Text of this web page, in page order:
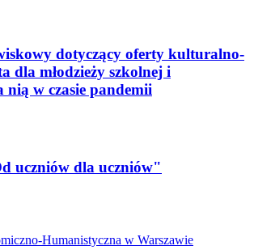
dotyczący oferty kulturalno-
dla młodzieży szkolnej i
nią w czasie pandemii
uczniów dla uczniów"